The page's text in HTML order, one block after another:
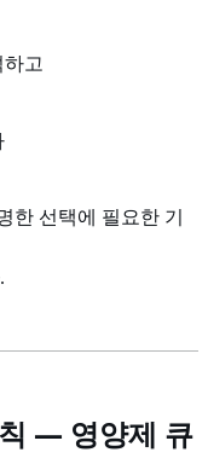
고
한 선택에 필요한 기
— 영양제 큐